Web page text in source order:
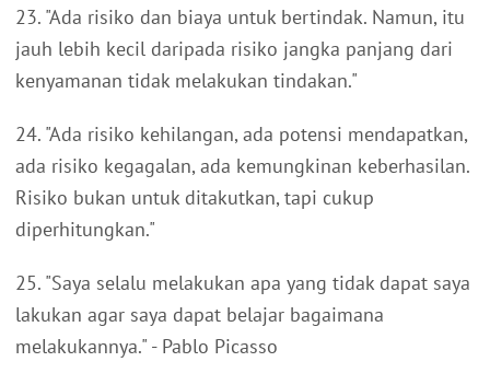
23. "Ada risiko dan biaya untuk bertindak. Namun, itu
jauh lebih kecil daripada risiko jangka panjang dari
kenyamanan tidak melakukan tindakan."
24. "Ada risiko kehilangan, ada potensi mendapatkan,
ada risiko kegagalan, ada kemungkinan keberhasilan.
Risiko bukan untuk ditakutkan, tapi cukup
diperhitungkan."
25. "Saya selalu melakukan apa yang tidak dapat saya
lakukan agar saya dapat belajar bagaimana
melakukannya." - Pablo Picasso